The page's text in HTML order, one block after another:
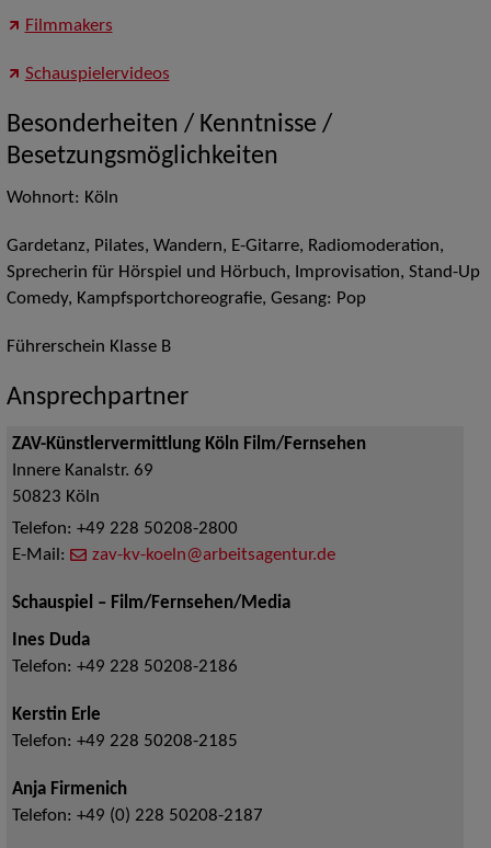
Filmmakers
Schauspielervideos
Besonderheiten / Kenntnisse /
Besetzungsmöglichkeiten
Wohnort: Köln
Gardetanz, Pilates, Wandern, E-Gitarre, Radiomoderation,
Sprecherin für Hörspiel und Hörbuch, Improvisation, Stand-Up
Comedy, Kampfsportchoreografie, Gesang: Pop
Führerschein Klasse B
Ansprechpartner
ZAV-Künstlervermittlung Köln Film/Fernsehen
Innere Kanalstr. 69
50823 Köln
Telefon: +49 228 50208-2800
E-Mail:
zav-kv-koeln@arbeitsagentur.de
Schauspiel – Film/Fernsehen/Media
Ines Duda
Telefon: +49 228 50208-2186
Kerstin Erle
Telefon: +49 228 50208-2185
Anja Firmenich
Telefon: +49 (0) 228 50208-2187